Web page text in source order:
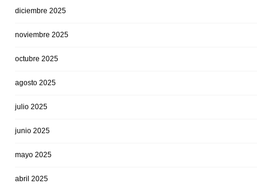
diciembre 2025
noviembre 2025
octubre 2025
agosto 2025
julio 2025
junio 2025
mayo 2025
abril 2025